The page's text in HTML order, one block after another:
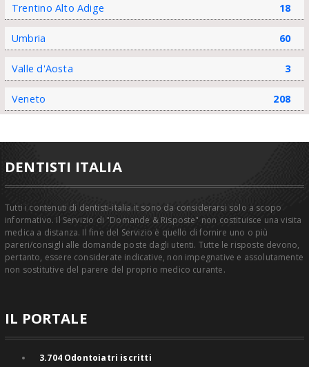
Trentino Alto Adige 18
Umbria 60
Valle d'Aosta 3
Veneto 208
DENTISTI ITALIA
Tutti i contenuti di dentisti-italia.it sono da considerarsi solo a scopo
informativo. Il Servizio di "Domande & Risposte" non costituisce una visita
medica a distanza. Il fine del Servizio è quello di fornire uno o più
pareri/consigli alle domande poste dagli utenti. Tutte le risposte devono,
pertanto, essere considerate indicative, non impegnative e assolutamente
non sostitutive del parere del proprio medico curante.
IL PORTALE
3.704Odontoiatri iscritti